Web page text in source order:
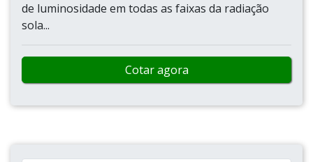
de luminosidade em todas as faixas da radiação
sola...
Cotar agora